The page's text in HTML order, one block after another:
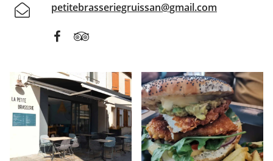
petitebrasseriegruissan@gmail.com